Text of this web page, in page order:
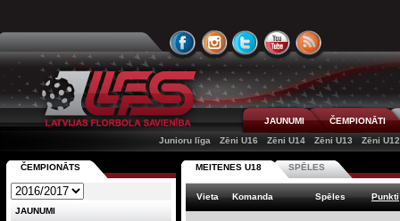
JAUNUMI
ČEMPIONĀTI
Junioru līga
Zēni U16 Zēni U14 Zēni U13 Zēni U12
MEITENES U18 SPĒLES
Vieta Komanda Spēles Punkti
ČEMPIONĀTS
JAUNUMI